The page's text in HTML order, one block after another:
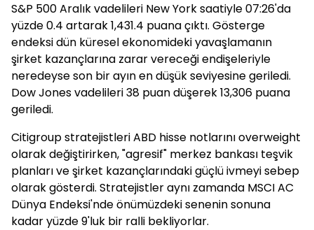
S&P 500 Aralık vadelileri New York saatiyle 07:26'da
yüzde 0.4 artarak 1,431.4 puana çıktı. Gösterge
endeksi dün küresel ekonomideki yavaşlamanın
şirket kazançlarına zarar vereceği endişeleriyle
neredeyse son bir ayın en düşük seviyesine geriledi.
Dow Jones vadelileri 38 puan düşerek 13,306 puana
geriledi.
Citigroup stratejistleri ABD hisse notlarını overweight
olarak değiştirirken, "agresif" merkez bankası teşvik
planları ve şirket kazançlarındaki güçlü ivmeyi sebep
olarak gösterdi. Stratejistler aynı zamanda MSCI AC
Dünya Endeksi'nde önümüzdeki senenin sonuna
kadar yüzde 9'luk bir ralli bekliyorlar.